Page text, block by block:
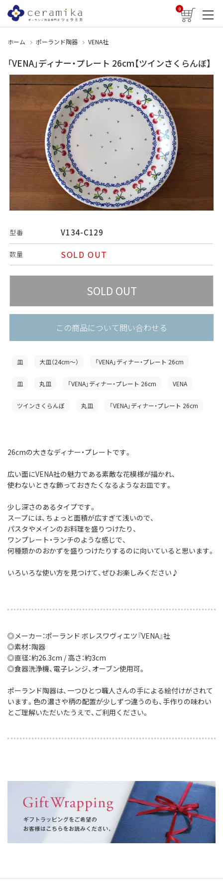
0
ホーム ポーランド陶器 VENA社
「VENA」ディナー・プレート 26cm【ツインさくらんぼ】
型番 V134-C129
数量 SOLD OUT
この商品について問い合わせる
皿 大皿（24cm〜） 「VENA」ディナー・プレート 26cm
皿 丸皿 「VENA」ディナー・プレート 26cm VENA
ツインさくらんぼ 丸皿 「VENA」ディナー・プレート 26cm
26cmの大きなディナー・プレートです。
広い面にVENA社の魅力である素敵な花模様が描かれ、
使わないときな飾っておきたくなるようなお皿です。
少し深さのあるタイプです。
スープには、ちょっと面積が広すぎて浅いので、
パスタやメインのお料理を盛りつけたり、
ワンプレート・ランチのような感じで、
何種類かのおかずを盛りつけたりするのに向いていると思います。
いろいろな使い方を見つけて、ぜひお楽しみください♪
◎メーカー：ポーランド ボレスワヴィエツ『VENA』社
◎素材：陶器
◎直径：約26.3cm / 高さ：約3cm
◎食器洗浄機、電子レンジ、オーブン使用可。
ポーランド陶器は、一つひとつ職人さんの手による絵付けがされて
います。色の濃さや柄の配置が少しずつ違うのも、手作りの味わい
とご理解いただいたうえで、ご利用ください。